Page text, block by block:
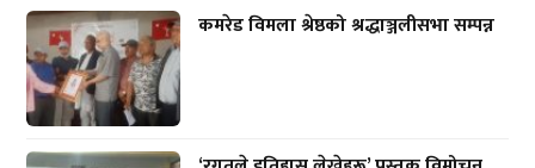
कमरेड विमला श्रेष्ठको श्रद्धाञ्जलीसभा सम्पन्न